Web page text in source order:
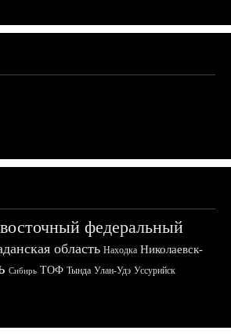
федеральный
область Находка Николаевск-
Сибирь ТОФ Тында Улан-Удэ Уссурийск